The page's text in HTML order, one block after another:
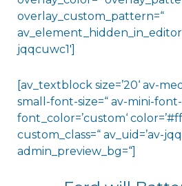
overlay_custom_pattern=“
jqqcuwc1′]
[av_textblock size=’20‘ av-
small-font-size=“ av-mini-font-
font_color=’custom‘
custom_class=“ av_uid=’av-
admin_preview_bg=“]